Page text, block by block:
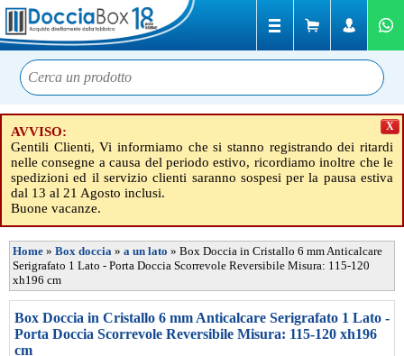
AVVISO:
Gentili Clienti, Vi informiamo che si stanno registrando dei ritardi
nelle consegne a causa del periodo estivo, ricordiamo inoltre che le
spedizioni ed il servizio clienti saranno sospesi per la pausa estiva
dal 13 al 21 Agosto inclusi.
Buone vacanze.
X
Home » Box doccia » a un lato » Box Doccia in Cristallo 6 mm Anticalcare
Serigrafato 1 Lato - Porta Doccia Scorrevole Reversibile Misura: 115-120
xh196 cm
Box Doccia in Cristallo 6 mm Anticalcare Serigrafato 1 Lato -
Porta Doccia Scorrevole Reversibile Misura: 115-120 xh196
cm